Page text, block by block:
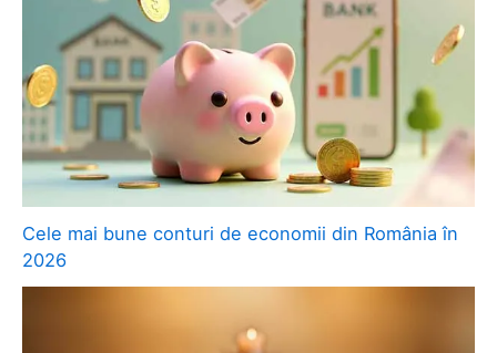
Cele mai bune conturi de economii din România în
2026